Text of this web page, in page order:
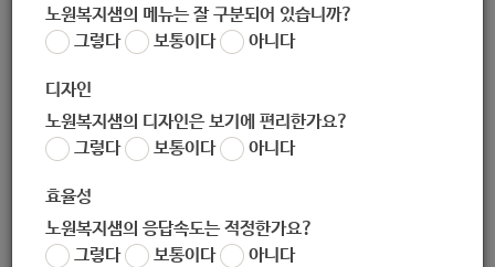
한눈으로 보는 복지 정보
노원복지샘의 메뉴는 잘 구분되어 있습니까?
그렇다
보통이다 아니다
디자인
노원복지샘의 디자인은 보기에 편리한가요?
그렇다
보통이다 아니다
효율성
노원복지샘의 응답속도는 적정한가요?
그렇다
보통이다 아니다
서울노원남부지역자활센터
담당 복지 서비스